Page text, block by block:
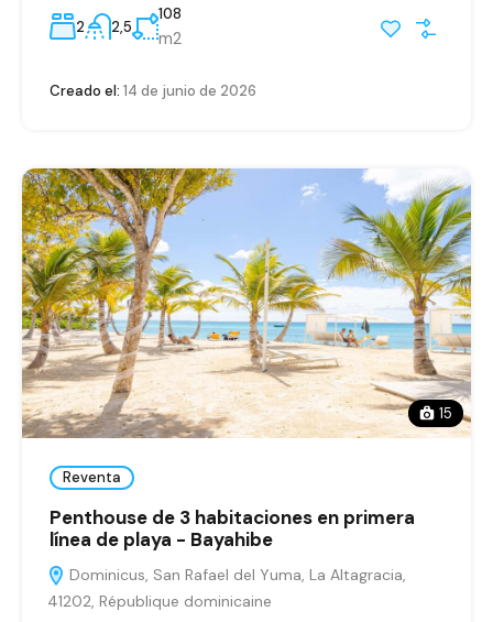
2 2,5
108
m2
Creado el: 14 de junio de 2026
15
Reventa
Penthouse de 3 habitaciones en primera
línea de playa - Bayahibe
Dominicus, San Rafael del Yuma, La Altagracia,
41202, République dominicaine